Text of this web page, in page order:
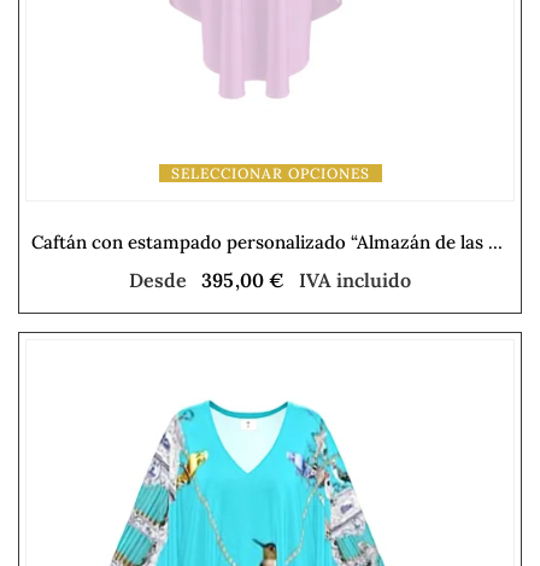
SELECCIONAR OPCIONES
Caftán con estampado personalizado “Almazán de las Dunas”
Desde 395,00 € IVA incluido